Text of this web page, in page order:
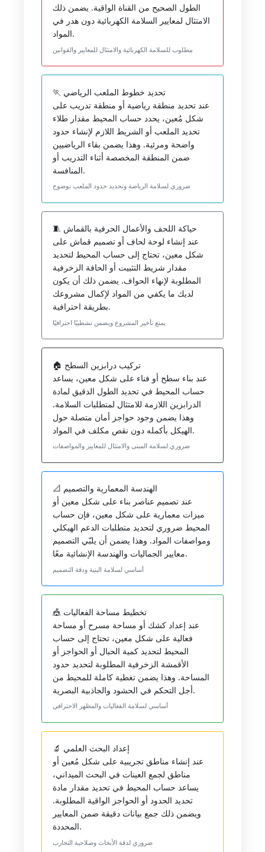
الطول الصحيح من القناة الواقية. يضمن ذلك
الامتثال لمعايير السلامة الكهربائية دون هدر في
المواد.
مطلوب للسلامة الكهربائية والامتثال للمعايير والقوانين
🏃 تحديد خطوط الملعب الرياضي
عند تحديد منطقة رياضية أو منطقة تدريب على
شكل مُعين، يحدد حساب المحيط مقدار طلاء
تحديد الملعب أو الشريط اللازم لإنشاء حدود
واضحة ومرئية. وهذا يضمن بقاء الرياضيين
ضمن المنطقة المخصصة أثناء التدريب أو
المنافسة.
ضروري لسلامة الرياضة وتحديد حدود الملعب بوضوح
🧵 حياكة اللحف والأعمال الحرفية بالقماش
عند إنشاء لوحة لحاف أو تصميم قماش على
شكل معين، تحتاج إلى حساب المحيط لتحديد
مقدار شريط التثبيت أو الحافة الزخرفية
المطلوبة لإنهاء الحواف. يضمن ذلك أن يكون
لديك ما يكفي من المواد لإكمال مشروعك
بطريقة احترافية.
يمنع تأخير المشروع ويضمن تشطيبًا احترافيًا
🏠 تركيب درابزين السطح
عند بناء سطح أو فناء على شكل معين، يساعد
حساب المحيط في تحديد الطول الدقيق لمادة
الدرابزين اللازمة للامتثال لمتطلبات السلامة.
وهذا يضمن وجود حواجز أمان متصلة حول
الهيكل بأكمله دون نقص مكلف في المواد.
ضروري لسلامة المبنى والامتثال للمعايير والمواصفات
📐 الهندسة المعمارية والتصميم
عند تصميم عناصر بناء على شكل معين أو
ميزات معمارية على شكل معين، فإن حساب
المحيط ضروري لتحديد متطلبات الدعم الهيكلي
ومواصفات المواد. وهذا يضمن أن يلبّي التصميم
معايير الجماليات والهندسة الإنشائية معًا.
أساسي لسلامة البنية ودقة التصميم
🎪 تخطيط مساحة الفعاليات
عند إعداد كشك أو مساحة مسرح أو مساحة
فعالية على شكل معين، تحتاج إلى حساب
المحيط لتحديد كمية الحبال أو الحواجز أو
الأقمشة الزخرفية المطلوبة لتحديد حدود
المساحة. وهذا يضمن تغطية كاملة للمحيط من
أجل التحكم في الحشود والجاذبية البصرية.
أساسي لسلامة الفعاليات والمظهر الاحترافي
🔬 إعداد البحث العلمي
عند إنشاء مناطق تجريبية على شكل مُعين أو
مناطق لجمع العينات في البحث الميداني،
يساعد حساب المحيط في تحديد مقدار مادة
تحديد الحدود أو الحواجز الواقية المطلوبة.
ويضمن ذلك جمع بيانات دقيقة ضمن المعايير
المحددة.
ضروري لدقة الأبحاث وصلاحية التجارب